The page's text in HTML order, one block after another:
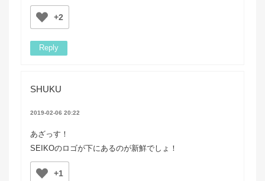
+2
Reply
SHUKU
2019-02-06 20:22
あざっす！
SEIKOのロゴが下にあるのが新鮮でしょ！
+1